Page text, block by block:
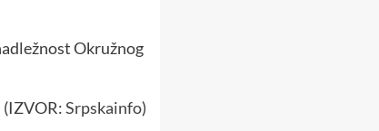
Okružnog
(IZVOR:Srpskainfo)